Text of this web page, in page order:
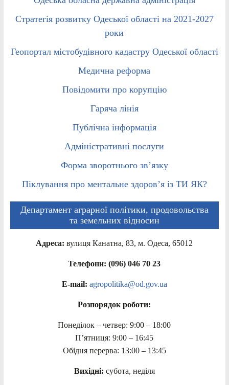
Стратегія розвитку Одеської області на 2021-2027
роки
Геопортал містобудівного кадастру Одеської області
Медична реформа
Повідомити про корупцію
Гаряча лінія
Публічна інформація
Адміністративні послуги
Форма зворотнього зв’язку
Піклування про ментальне здоров’я із ТИ ЯК?
Департамент аграрної політики, продовольства
та земельних відносин
Адреса: вулиця Канатна, 83, м. Одеса, 65012
Телефони: (096) 046 70 23
E-mail: agropolitika@od.gov.ua
Розпорядок роботи:
Понеділок – четвер: 9:00 – 18:00
П’ятниця: 9:00 – 16:45
Обідня перерва: 13:00 – 13:45
Вихідні: субота, неділя